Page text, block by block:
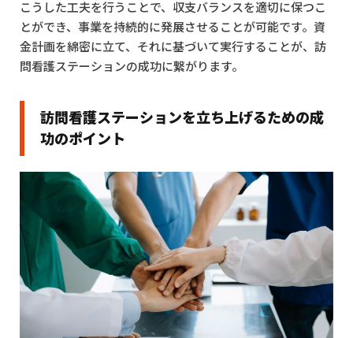
こうした工夫を行うことで、収支バランスを適切に保つこ
とができ、事業を持続的に発展させることが可能です。資
金計画を綿密に立て、それに基づいて実行することが、訪
問看護ステーションの成功に繋がります。
訪問看護ステーションを立ち上げるための成
功のポイント